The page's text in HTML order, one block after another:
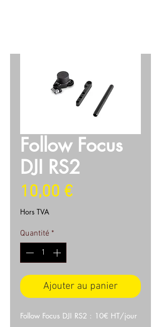
Follow Focus
DJI RS2
10,00 €Prix
Hors TVA
Quantité *
Ajouter au panier
Follow Focus DJI RS2 : 10€ HT/jour